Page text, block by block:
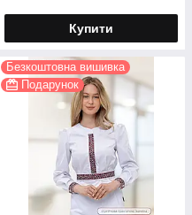
Купити
Безкоштовна вишивка
Подарунок